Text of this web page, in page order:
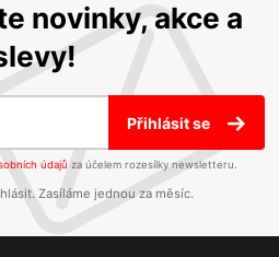
novinky, akce a
Přihlásit se
údajů za účelem rozesílky newsletteru.
Zasíláme jednou za měsíc.